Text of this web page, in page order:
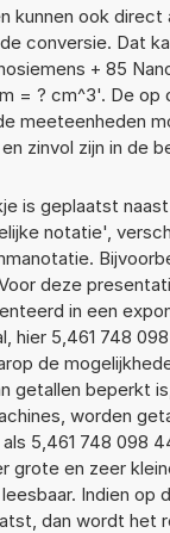
kunnen ook direct
conversie. Dat
+ 85
= ? cm^3'. De op
meeteenheden
zinvol zijn in de
is geplaatst
notatie',
deze
in een
hier 5,461 748
de
getallen beperkt
worden
5,461 748 098
grote en zeer
Indien op
dan wordt het